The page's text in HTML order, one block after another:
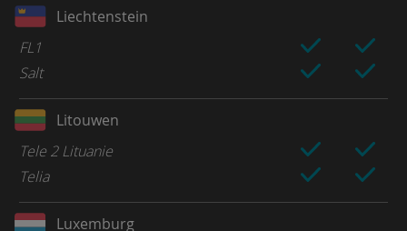
Liechtenstein
FL1
Salt
Litouwen
Tele 2 Lituanie
Telia
Luxemburg